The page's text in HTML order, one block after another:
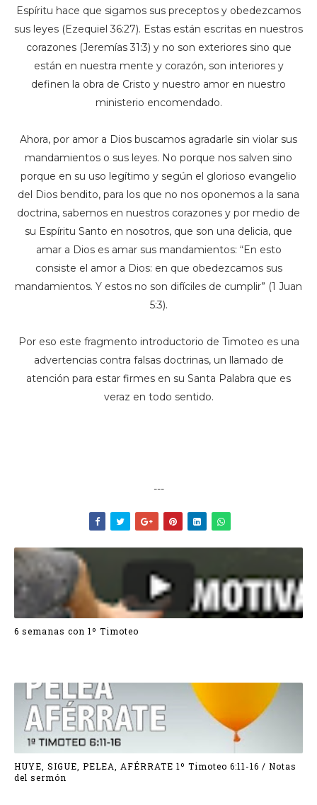
Espíritu hace que sigamos sus preceptos y obedezcamos
sus leyes (Ezequiel 36:27). Estas están escritas en nuestros
corazones (Jeremías 31:3) y no son exteriores sino que
están en nuestra mente y corazón, son interiores y
definen la obra de Cristo y nuestro amor en nuestro
ministerio encomendado.
Ahora, por amor a Dios buscamos agradarle sin violar sus
mandamientos o sus leyes. No porque nos salven sino
porque en su uso legítimo y según el glorioso evangelio
del Dios bendito, para los que no nos oponemos a la sana
doctrina, sabemos en nuestros corazones y por medio de
su Espíritu Santo en nosotros, que son una delicia, que
amar a Dios es amar sus mandamientos: “En esto
consiste el amor a Dios: en que obedezcamos sus
mandamientos. Y estos no son difíciles de cumplir” (1 Juan
5:3).
Por eso este fragmento introductorio de Timoteo es una
advertencias contra falsas doctrinas, un llamado de
atención para estar firmes en su Santa Palabra que es
veraz en todo sentido.
---
6 semanas con 1º Timoteo
HUYE, SIGUE, PELEA, AFÉRRATE 1º Timoteo 6:11-16 / Notas
del sermón